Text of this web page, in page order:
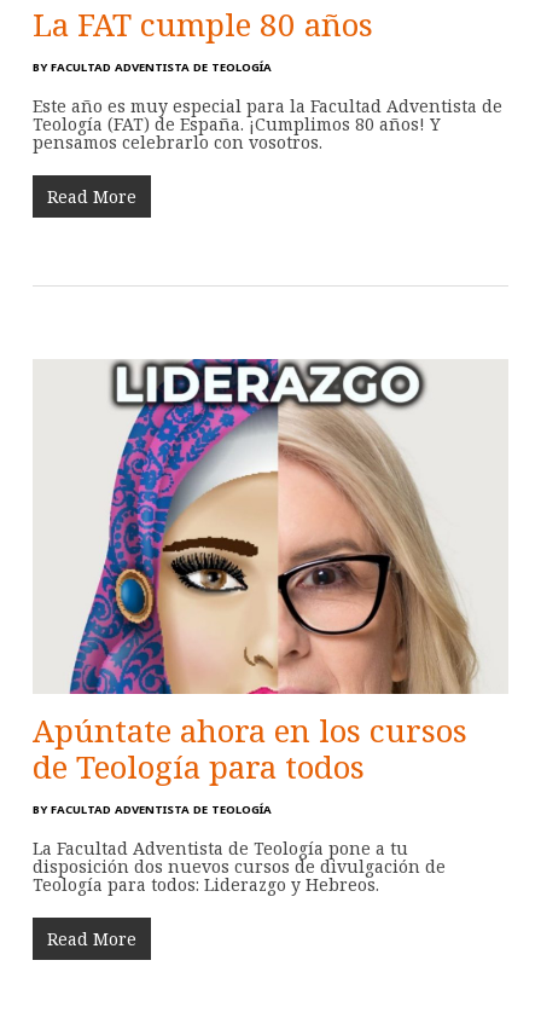
La FAT cumple 80 años
BY FACULTAD ADVENTISTA DE TEOLOGÍA
Este año es muy especial para la Facultad Adventista de
Teología (FAT) de España. ¡Cumplimos 80 años! Y
pensamos celebrarlo con vosotros.
Read More
Apúntate ahora en los cursos
de Teología para todos
BY FACULTAD ADVENTISTA DE TEOLOGÍA
La Facultad Adventista de Teología pone a tu
disposición dos nuevos cursos de divulgación de
Teología para todos: Liderazgo y Hebreos.
Read More